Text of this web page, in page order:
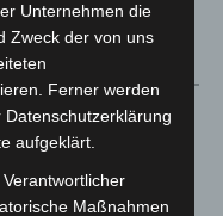
aus
Unternehmen die
Zweck der von uns
Ferner werden
aufgeklärt.
Maßnahmen